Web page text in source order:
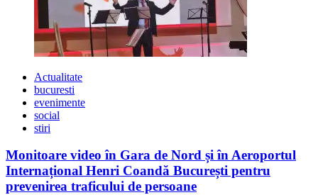
Actualitate
bucuresti
evenimente
social
stiri
Monitoare video în Gara de Nord și în Aeroportul
Internațional Henri Coandă București pentru
prevenirea traficului de persoane